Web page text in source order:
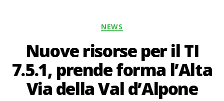
Categorie
NEWS
Nuove risorse per il TI
7.5.1, prende forma l’Alta
Via della Val d’Alpone